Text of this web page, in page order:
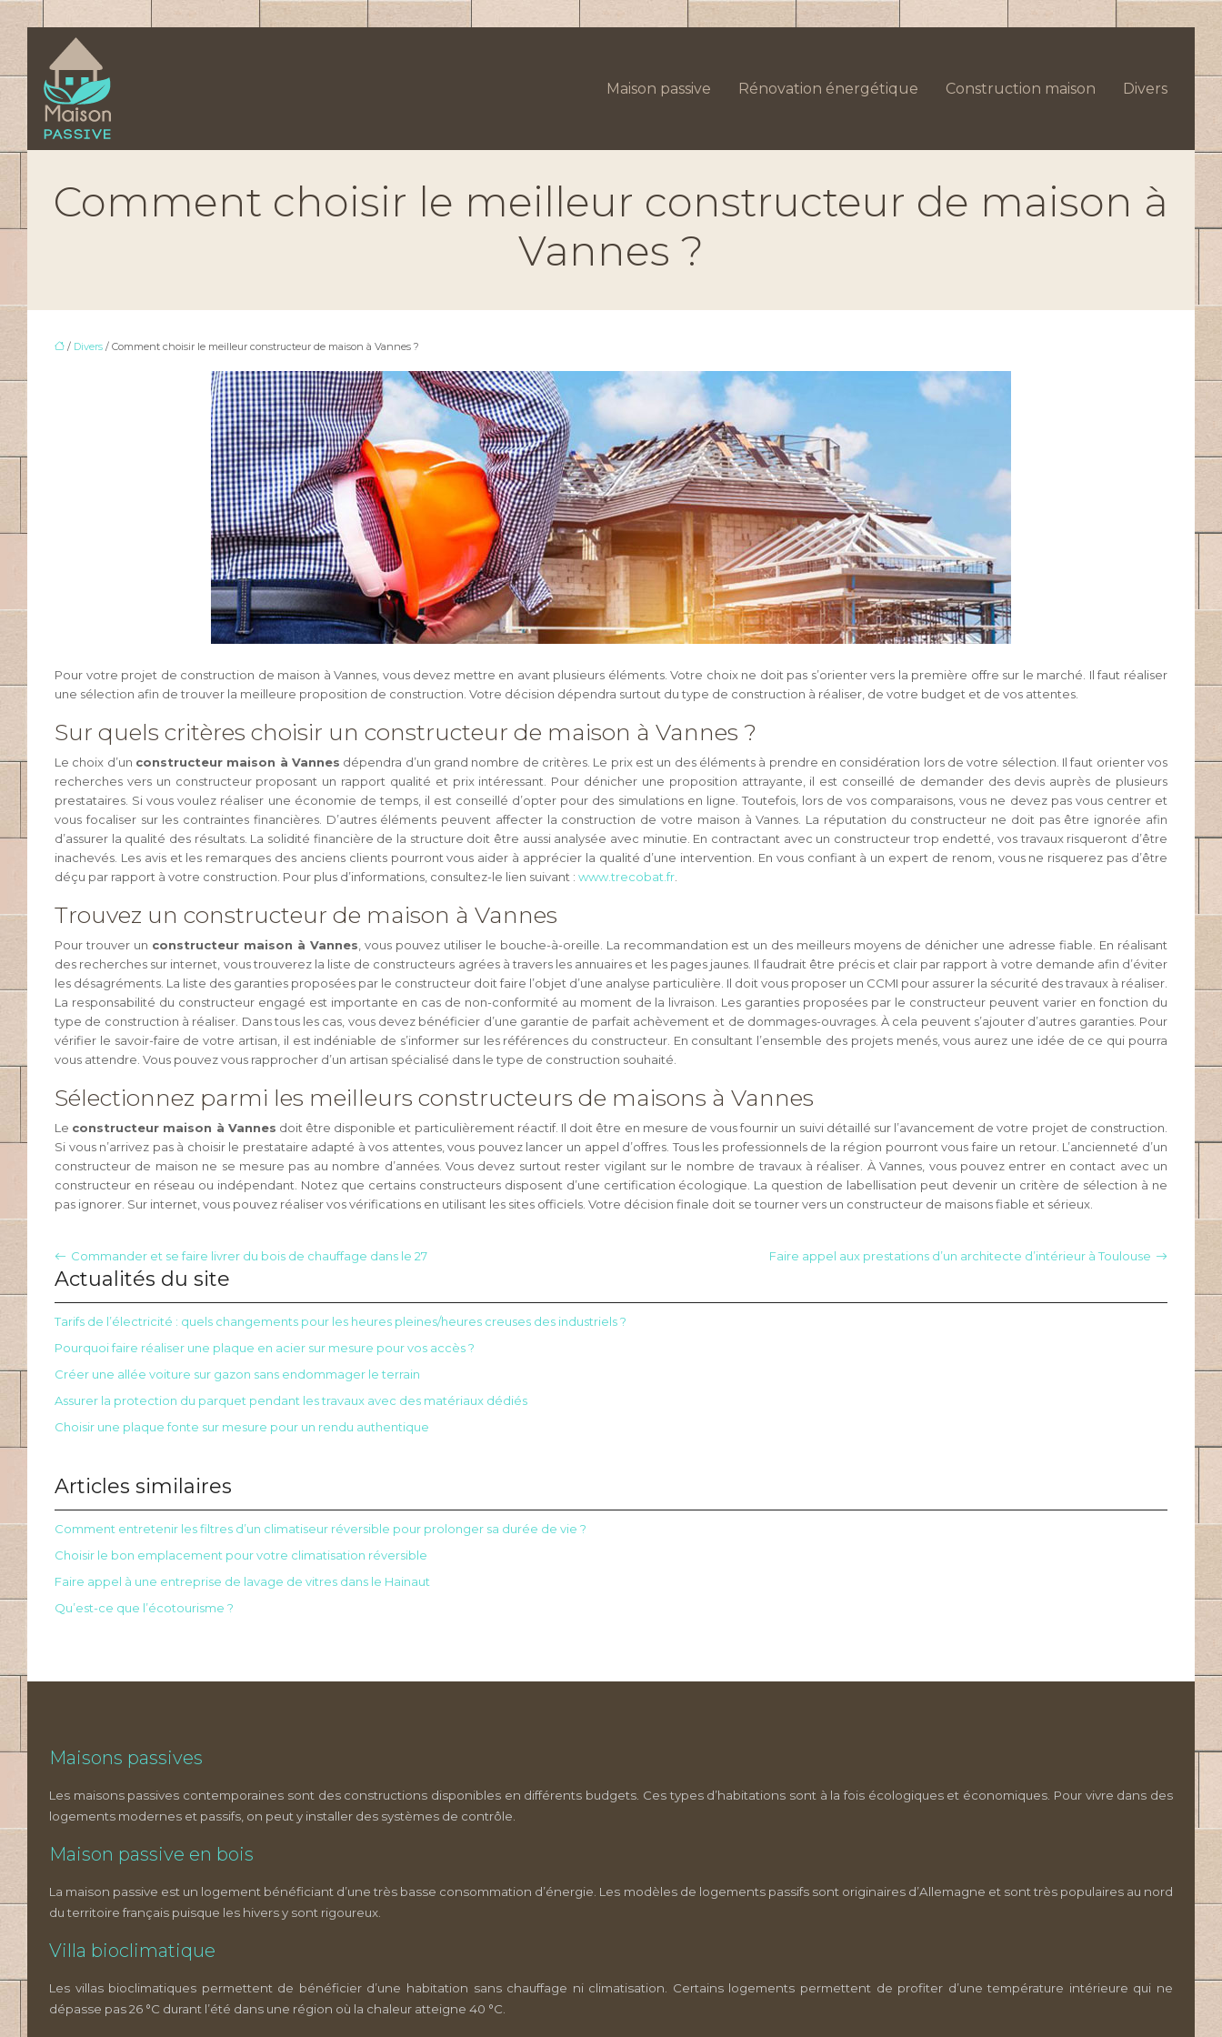
Maison passive Rénovation énergétique Construction maison Divers
Comment choisir le meilleur constructeur de maison à
Vannes ?
/ Divers / Comment choisir le meilleur constructeur de maison à Vannes ?
Pour votre projet de construction de maison à Vannes, vous devez mettre en avant plusieurs éléments. Votre choix ne doit pas s’orienter vers la première offre sur le marché. Il faut réaliser
une sélection afin de trouver la meilleure proposition de construction. Votre décision dépendra surtout du type de construction à réaliser, de votre budget et de vos attentes.
Sur quels critères choisir un constructeur de maison à Vannes ?
Le choix d’un constructeur maison à Vannes dépendra d’un grand nombre de critères. Le prix est un des éléments à prendre en considération lors de votre sélection. Il faut orienter vos
recherches vers un constructeur proposant un rapport qualité et prix intéressant. Pour dénicher une proposition attrayante, il est conseillé de demander des devis auprès de plusieurs
prestataires. Si vous voulez réaliser une économie de temps, il est conseillé d’opter pour des simulations en ligne. Toutefois, lors de vos comparaisons, vous ne devez pas vous centrer et
vous focaliser sur les contraintes financières. D’autres éléments peuvent affecter la construction de votre maison à Vannes. La réputation du constructeur ne doit pas être ignorée afin
d’assurer la qualité des résultats. La solidité financière de la structure doit être aussi analysée avec minutie. En contractant avec un constructeur trop endetté, vos travaux risqueront d’être
inachevés. Les avis et les remarques des anciens clients pourront vous aider à apprécier la qualité d’une intervention. En vous confiant à un expert de renom, vous ne risquerez pas d’être
déçu par rapport à votre construction. Pour plus d’informations, consultez-le lien suivant : www.trecobat.fr
Trouvez un constructeur de maison à Vannes
Pour trouver un constructeur maison à Vannes , vous pouvez utiliser le bouche-à-oreille. La recommandation est un des meilleurs moyens de dénicher une adresse fiable. En réalisant
des recherches sur internet, vous trouverez la liste de constructeurs agrées à travers les annuaires et les pages jaunes. Il faudrait être précis et clair par rapport à votre demande afin d’éviter
les désagréments. La liste des garanties proposées par le constructeur doit faire l’objet d’une analyse particulière. Il doit vous proposer un CCMI pour assurer la sécurité des travaux à réaliser.
La responsabilité du constructeur engagé est importante en cas de non-conformité au moment de la livraison. Les garanties proposées par le constructeur peuvent varier en fonction du
type de construction à réaliser. Dans tous les cas, vous devez bénéficier d’une garantie de parfait achèvement et de dommages-ouvrages. À cela peuvent s’ajouter d’autres garanties. Pour
vérifier le savoir-faire de votre artisan, il est indéniable de s’informer sur les références du constructeur. En consultant l’ensemble des projets menés, vous aurez une idée de ce qui pourra
vous attendre. Vous pouvez vous rapprocher d’un artisan spécialisé dans le type de construction souhaité.
Sélectionnez parmi les meilleurs constructeurs de maisons à Vannes
Le constructeur maison à Vannes doit être disponible et particulièrement réactif. Il doit être en mesure de vous fournir un suivi détaillé sur l’avancement de votre projet de construction.
Si vous n’arrivez pas à choisir le prestataire adapté à vos attentes, vous pouvez lancer un appel d’offres. Tous les professionnels de la région pourront vous faire un retour. L’ancienneté d’un
constructeur de maison ne se mesure pas au nombre d’années. Vous devez surtout rester vigilant sur le nombre de travaux à réaliser. À Vannes, vous pouvez entrer en contact avec un
constructeur en réseau ou indépendant. Notez que certains constructeurs disposent d’une certification écologique. La question de labellisation peut devenir un critère de sélection à ne
pas ignorer. Sur internet, vous pouvez réaliser vos vérifications en utilisant les sites officiels. Votre décision finale doit se tourner vers un constructeur de maisons fiable et sérieux.
Commander et se faire livrer du bois de chauffage dans le 27 Faire appel aux prestations d’un architecte d’intérieur à Toulouse
Actualités du site
Tarifs de l’électricité : quels changements pour les heures pleines/heures creuses des industriels ?
Pourquoi faire réaliser une plaque en acier sur mesure pour vos accès ?
Créer une allée voiture sur gazon sans endommager le terrain
Assurer la protection du parquet pendant les travaux avec des matériaux dédiés
Choisir une plaque fonte sur mesure pour un rendu authentique
Articles similaires
Comment entretenir les filtres d’un climatiseur réversible pour prolonger sa durée de vie ?
Choisir le bon emplacement pour votre climatisation réversible
Faire appel à une entreprise de lavage de vitres dans le Hainaut
Qu’est-ce que l’écotourisme ?
Maisons passives
Les maisons passives contemporaines sont des constructions disponibles en différents budgets. Ces types d’habitations sont à la fois écologiques et économiques. Pour vivre dans des
logements modernes et passifs, on peut y installer des systèmes de contrôle.
Maison passive en bois
La maison passive est un logement bénéficiant d’une très basse consommation d’énergie. Les modèles de logements passifs sont originaires d’Allemagne et sont très populaires au nord
du territoire français puisque les hivers y sont rigoureux.
Villa bioclimatique
Les villas bioclimatiques permettent de bénéficier d’une habitation sans chauffage ni climatisation. Certains logements permettent de profiter d’une température intérieure qui ne
dépasse pas 26 °C durant l’été dans une région où la chaleur atteigne 40 °C.